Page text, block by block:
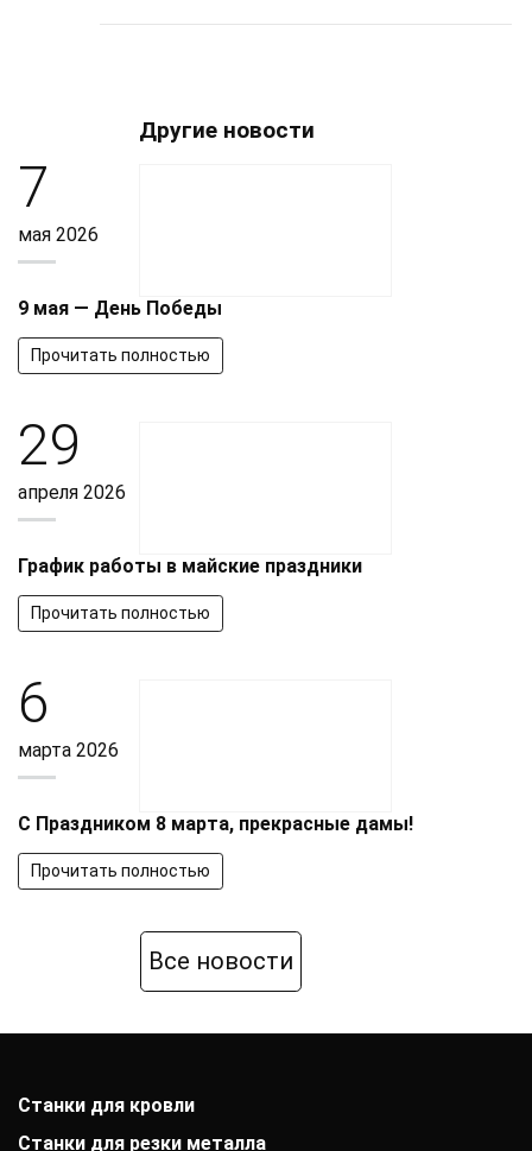
Другие новости
7
мая 2026
9 мая — День Победы
Прочитать полностью
29
апреля 2026
График работы в майские праздники
Прочитать полностью
6
марта 2026
С Праздником 8 марта, прекрасные дамы!
Прочитать полностью
Все новости
Станки для кровли
Станки для резки металла